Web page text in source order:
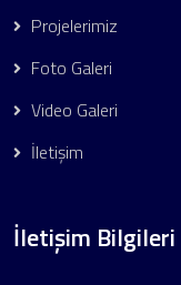
Projelerimiz
Foto Galeri
Video Galeri
İletişim
İletişim Bilgileri